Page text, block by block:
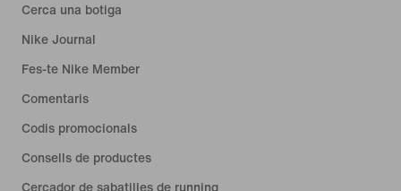
Cerca una botiga
Nike Journal
Fes-te Nike Member
Comentaris
Codis promocionals
Consells de productes
Cercador de sabatilles de running